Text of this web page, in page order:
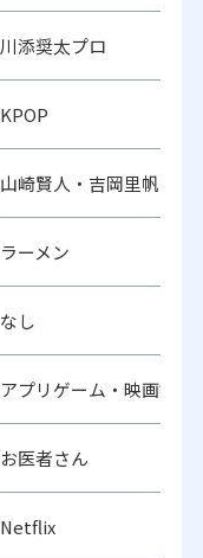
川添奨太プロ
KPOP
山崎賢人・吉岡里帆
ラーメン
なし
アプリゲーム・映画鑑賞
お医者さん
Netflix